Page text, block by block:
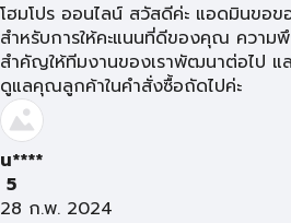
โฮมโปร ออนไลน์ สวัสดีค่ะ แอดมินขอ
สำหรับการให้คะแนนที่ดีของคุณ ความ
สำคัญให้ทีมงานของเราพัฒนาต่อไป แล
ดูแลคุณลูกค้าในคำสั่งซื้อถัดไปค่ะ
น****
5
28 ก.พ. 2024